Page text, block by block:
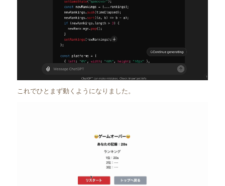
これでひとまず動くようになりました。